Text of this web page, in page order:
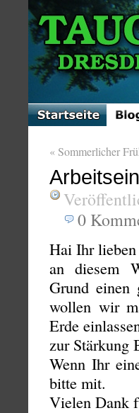
« Sommerlicher
0
Hai Ihr lieben
an diesem
Grund einen
wollen wir
Erde
zur Stärkung
Wenn Ihr
bitte mit.
Vielen Dank